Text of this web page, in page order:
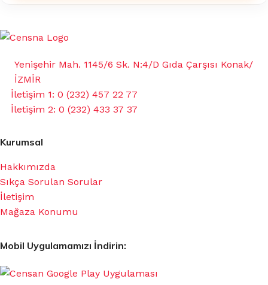
Yenişehir Mah. 1145/6 Sk. N:4/D Gıda Çarşısı Konak/
İZMİR
İletişim 1: 0 (232) 457 22 77
İletişim 2: 0 (232) 433 37 37
Kurumsal
Hakkımızda
Sıkça Sorulan Sorular
İletişim
Mağaza Konumu
Mobil Uygulamamızı İndirin: